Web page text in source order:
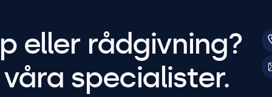
eller rådgivning?
specialister.